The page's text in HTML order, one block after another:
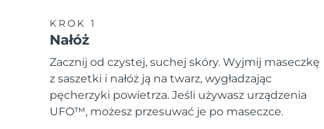
KROK 1
Nałóż
Zacznij od czystej, suchej skóry. Wyjmij maseczkę
z saszetki i nałóż ją na twarz, wygładzając
pęcherzyki powietrza. Jeśli używasz urządzenia
UFO™, możesz przesuwać je po maseczce.